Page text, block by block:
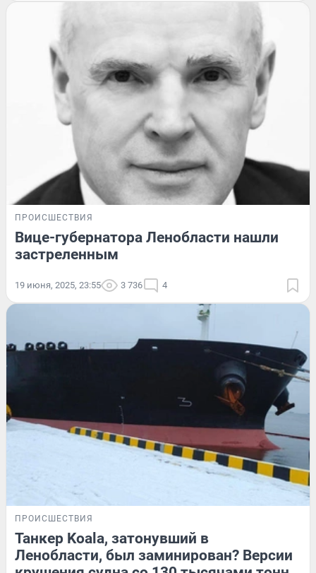
ПРОИСШЕСТВИЯ
Вице-губернатора Ленобласти нашли
застреленным
19 июня, 2025, 23:55 3 736 4
ПРОИСШЕСТВИЯ
Танкер Koala, затонувший в
Ленобласти, был заминирован? Версии